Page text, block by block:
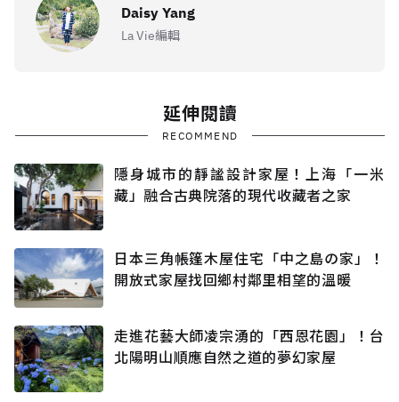
Daisy Yang
La Vie編輯
延伸閱讀
RECOMMEND
隱身城市的靜謐設計家屋！上海「一米
藏」融合古典院落的現代收藏者之家
日本三角帳篷木屋住宅「中之島の家」！
開放式家屋找回鄉村鄰里相望的溫暖
走進花藝大師凌宗湧的「西恩花園」！台
北陽明山順應自然之道的夢幻家屋